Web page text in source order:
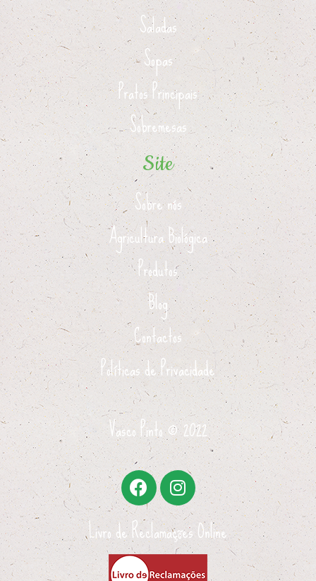
Saladas
Sopas
Pratos Principais
Sobremesas
Site
Sobre nós
Agricultura Biológica
Produtos
Blog
Contactos
Políticas de Privacidade
Vasco Pinto ©2022
Livro de Reclamações Online